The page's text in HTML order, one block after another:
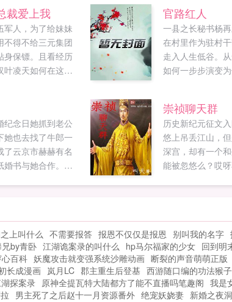
裁爱上我
军人，为了给妹妹
不得不给三元集团
身保镖。且看经历
叶凌天如何在这个
官路红人
一县之长秘书杨
在村里作为驻村
走入人生低谷。
如何一步步演变
果您喜欢官路红
纪念日她抓到老公
她也去找了牛郎一
了云京市赫赫有名
婚书与她合作。斗
开心扉想要与他共
女人说自己不过是
崇祯聊天群
历史新纪元征文
悠上吊丢江山，
深宫，却有一个
能被忽悠么？哎
上叫什么 不需要报答 报恩不仅仅是报恩 别叫我的名字
by青卧 江湖诡案录的叫什么 hp马尔福家的少女 回到明
百科 妖魔攻击就变强系统沙雕动画 断裂的声音萌萌正版
长成漫画 岚月LC 郡主重生后登基 西游随口编的功法猴
探案录 原神全提瓦特大陆都方了能不直播吗笔趣阁 我是
男主死了之后赵十一月资源番外 绝宠妖娆妻 新婚之夜